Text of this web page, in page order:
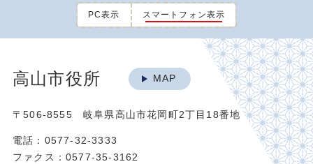
PC表示 スマートフォン表示
高山市役所 MAP
〒506-8555 岐阜県高山市花岡町2丁目18番地
電話：0577-32-3333
ファクス：0577-35-3162